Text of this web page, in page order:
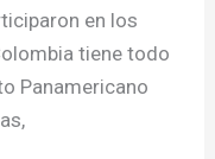
en los
tiene todo
Panamericano